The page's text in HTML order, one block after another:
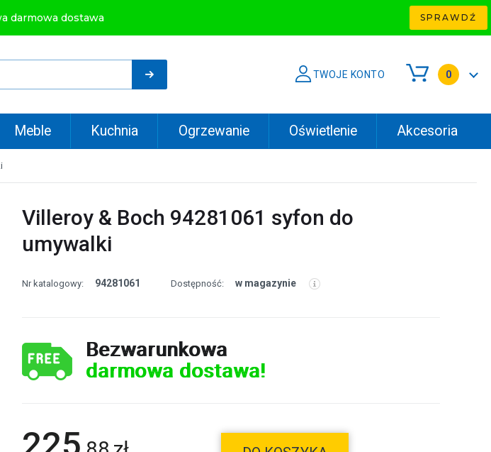
darmowa dostawa SPRAWDŹ
TWOJE KONTO 0
Meble Kuchnia Ogrzewanie Oświetlenie Akcesoria
Villeroy & Boch 94281061 syfon do
umywalki
Nr katalogowy: 94281061 Dostępność: w magazynie
Bezwarunkowa
darmowa dostawa!